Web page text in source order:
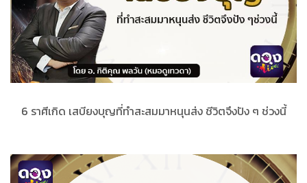
6 ราศีเกิด เสบียงบุญที่ทำสะสมมาหนุนส่ง ชีวิตจึงปัง ๆ ช่วงนี้